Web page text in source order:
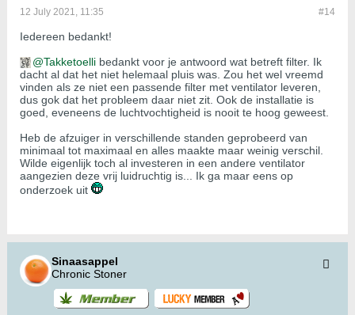
#14
12 July 2021, 11:35
Iedereen bedankt!
Takketoelli bedankt voor je antwoord wat betreft filter. Ik
dacht al dat het niet helemaal pluis was. Zou het wel vreemd
vinden als ze niet een passende filter met ventilator leveren,
dus gok dat het probleem daar niet zit. Ook de installatie is
goed, eveneens de luchtvochtigheid is nooit te hoog geweest.
Heb de afzuiger in verschillende standen geprobeerd van
minimaal tot maximaal en alles maakte maar weinig verschil.
Wilde eigenlijk toch al investeren in een andere ventilator
aangezien deze vrij luidruchtig is... Ik ga maar eens op
onderzoek uit
Sinaasappel
Chronic Stoner